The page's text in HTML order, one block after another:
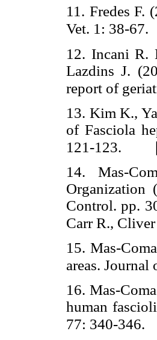
11. Fredes F.
Vet. 1: 38-67.
12. Incani R.
Lazdins J.
report of
13. Kim K.,
of Fasciola
121-123.
14. Mas-
Organization
Control. pp.
Carr R.,
15. Mas-
areas.
16. Mas-
human
77: 340-346.